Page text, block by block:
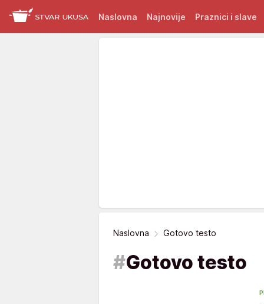
Naslovna Najnovije Praznici i slave
Naslovna Gotovo testo
#Gotovo testo